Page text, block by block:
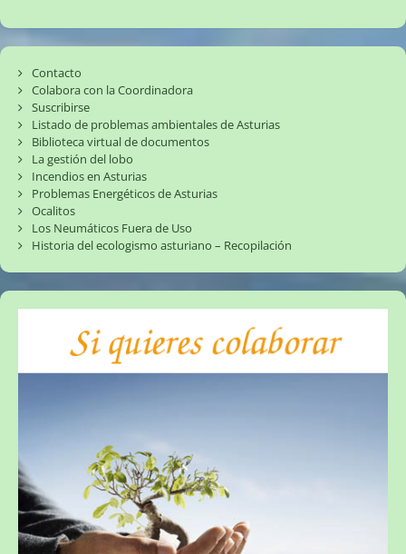
Contacto
Colabora con la Coordinadora
Suscribirse
Listado de problemas ambientales de Asturias
Biblioteca virtual de documentos
La gestión del lobo
Incendios en Asturias
Problemas Energéticos de Asturias
Ocalitos
Los Neumáticos Fuera de Uso
Historia del ecologismo asturiano – Recopilación